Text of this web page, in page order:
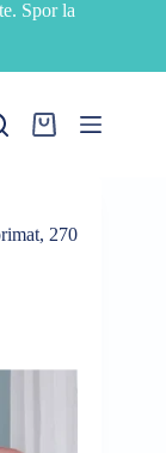
Spor la
Coș
270